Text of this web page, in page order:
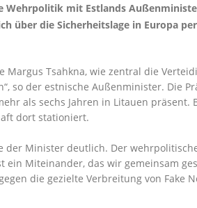
mit Estlands
über die Sicherheitslage in Europa
Tsahkna, wie zentral die
so der estnische Außenminister. Die
als sechs Jahren in Litauen
dort stationiert.
Minister deutlich. Der
Miteinander, das wir gemeinsam
die gezielte Verbreitung von Fake